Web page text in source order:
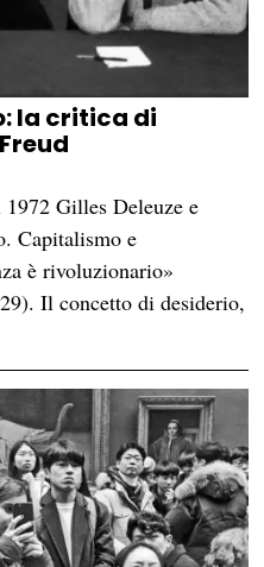
la critica di
Gilles Deleuze e
Capitalismo e
è rivoluzionario»
Il concetto di desiderio,